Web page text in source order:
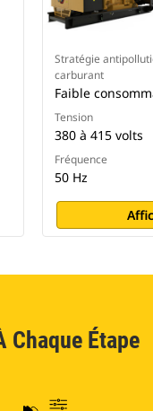
Stratégie
carburant
Faible
Tension
380 à 415 volts
Fréquence
50 Hz
Chaque Étape